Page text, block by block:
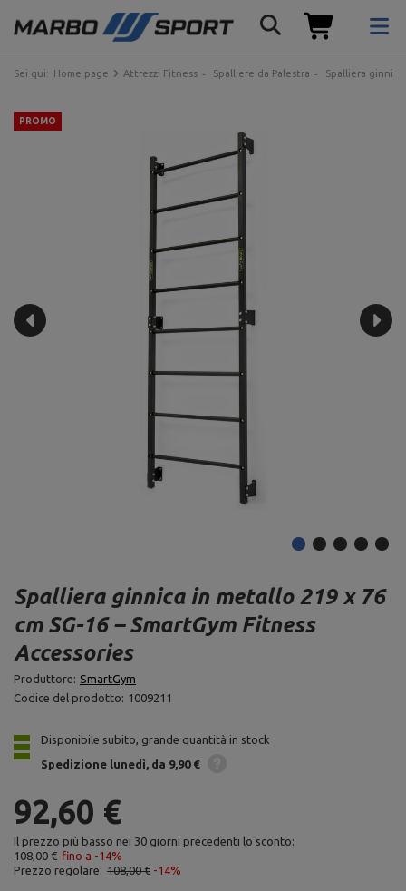
Sei qui: Home page Attrezzi Fitness Spalliere da Palestra Spalliera ginnica
PROMO
Spalliera ginnica in metallo 219 x 76
cm SG-16 – SmartGym Fitness
Accessories
Produttore: SmartGym
Codice del prodotto: 1009211
Disponibile subito, grande quantità in stock
Spedizione lunedì da 9,90 €
92,60 €
Il prezzo più basso nei 30 giorni precedenti lo sconto:
108,00 € fino a -14%
Prezzo regolare: 108,00 € -14%